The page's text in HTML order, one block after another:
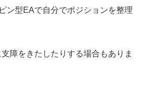
ン型EAで自分でポジションを整理
障をきたしたりする場合もありま